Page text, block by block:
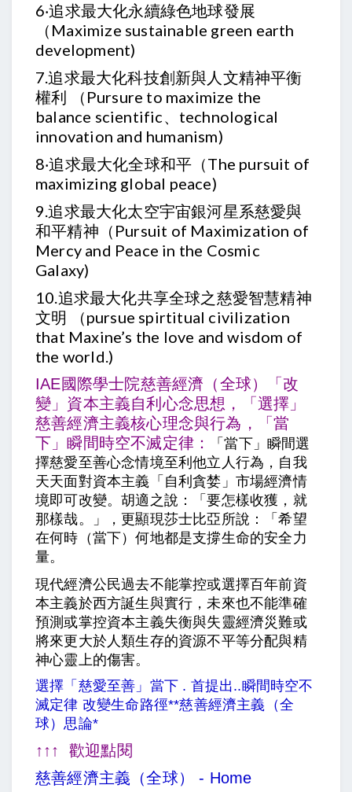
6‧追求最大化永續綠色地球發展
（Maximize sustainable green earth
development)
7.追求最大化科技創新與人文精神平衡
權利 （Pursure to maximize the
balance scientific、technological
innovation and humanism)
8‧追求最大化全球和平（The pursuit of
maximizing global peace)
9.追求最大化太空宇宙銀河星系慈愛與
和平精神（Pursuit of Maximization of
Mercy and Peace in the Cosmic
Galaxy)
10.追求最大化共享全球之慈愛智慧精神
文明 （pursue spirtitual civilization
that Maxine’s the love and wisdom of
the world.)
IAE國際學士院慈善經濟（全球）
「改
變」資本主義自利心念思想，「選擇」
慈善經濟主義核心理念與行為，「當
下」瞬間時空不滅定律：
「當下」瞬間選
擇慈愛至善心念情境至利他立人行為，自我
天天面對資本主義「自利貪婪」市場經濟情
境即可改變。胡適之說：「要怎樣收獲，就
那樣哉。」，更顯現莎士比亞所說：「希望
在何時（當下）何地都是支撐生命的安全力
量。
現代經濟公民過去不能掌控或選擇百年前資
本主義於西方誕生與實行，未來也不能準確
預測或掌控資本主義失衡與失靈經濟災難或
將來更大於人類生存的資源不平等分配與精
神心靈上的傷害。
選擇「慈愛至善」當下 . 首提出..瞬間時空不
滅定律 改變生命路徑**慈善經濟主義（全
球）思論*
↑↑↑ 歡迎點閱
慈善經濟主義（全球） - Home